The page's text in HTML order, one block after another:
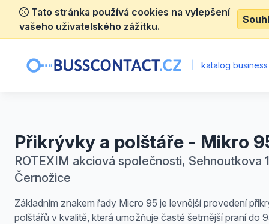
Tato stránka používá cookies na vylepšení
vašeho uživatelského zážitku.
katalog
Přikrývky a polštáře - Mikro
ROTEXIM akciová společnosti, Sehnoutkova
Černožice
Základním znakem řady Micro 95 je levnější provedení
polštářů v kvalitě, která umožňuje časté šetrnější praní do